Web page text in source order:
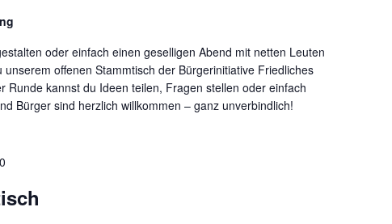
oder einfach einen geselligen Abend mit netten Leuten
offenen Stammtisch der Bürgerinitiative Friedliches
Runde kannst du Ideen teilen, Fragen stellen oder einfach
Bürger sind herzlich willkommen – ganz unverbindlich!